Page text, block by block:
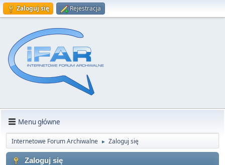
Zaloguj się Rejestracja
Menu główne
Internetowe Forum Archiwalne ► Zaloguj się
Zaloguj się